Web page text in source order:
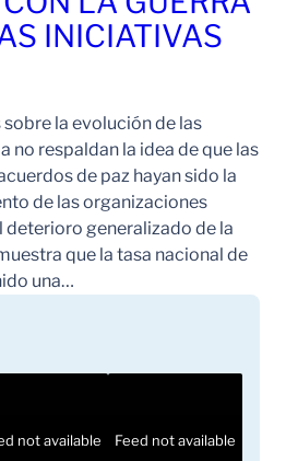
INICIATIVAS
la evolución de las
no respaldan la idea de que las
de paz hayan sido la
de las organizaciones
deterioro generalizado de la
que la tasa nacional de
una…
not available Feed not available